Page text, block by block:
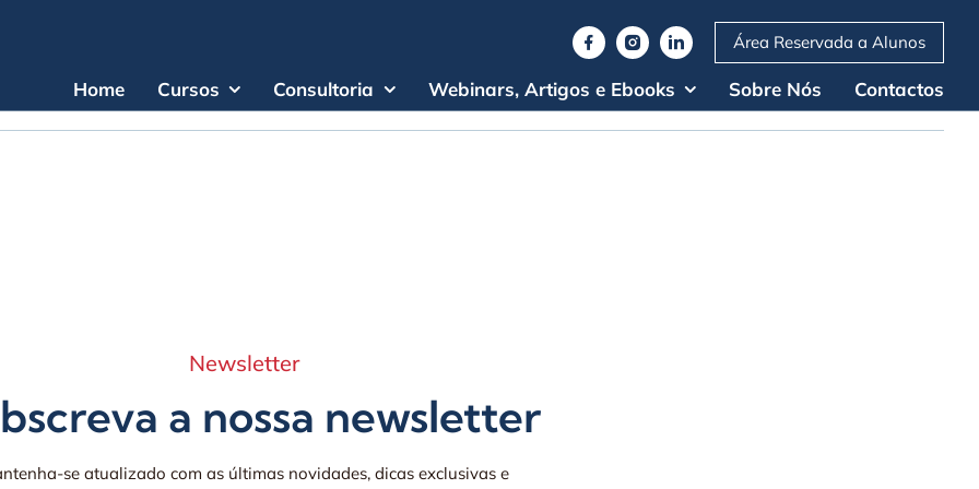
Área Reservada a Alunos
Home Cursos Consultoria Webinars, Artigos e Ebooks Sobre Nós Contactos
pesquisa.
Newsletter
a nossa newsletter
se atualizado com as últimas novidades, dicas exclusivas e